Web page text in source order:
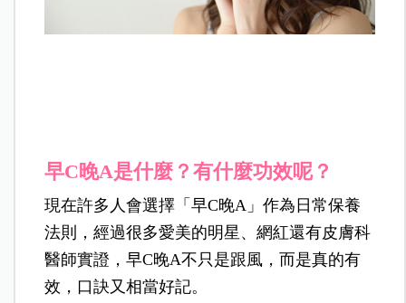
早C晚A是什麼？有什麼功效呢？
現在許多人會選擇「早C晚A」作為日常保養
法則，經過很多愛美的明星、網紅還有皮膚科
醫師實證，早C晚A不只是跟風，而是真的有
效，口訣又相當好記。